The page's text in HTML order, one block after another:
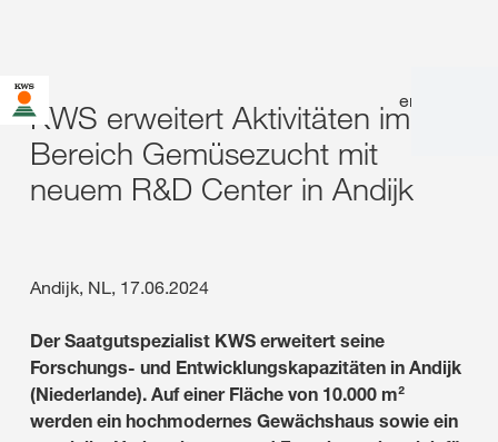
en
KWS erweitert Aktivitäten im
Bereich Gemüsezucht mit
neuem R&D Center in Andijk
Andijk, NL, 17.06.2024
Der Saatgutspezialist KWS erweitert seine
Forschungs- und Entwicklungskapazitäten in Andijk
(Niederlande). Auf einer Fläche von 10.000 m²
werden ein hochmodernes Gewächshaus sowie ein